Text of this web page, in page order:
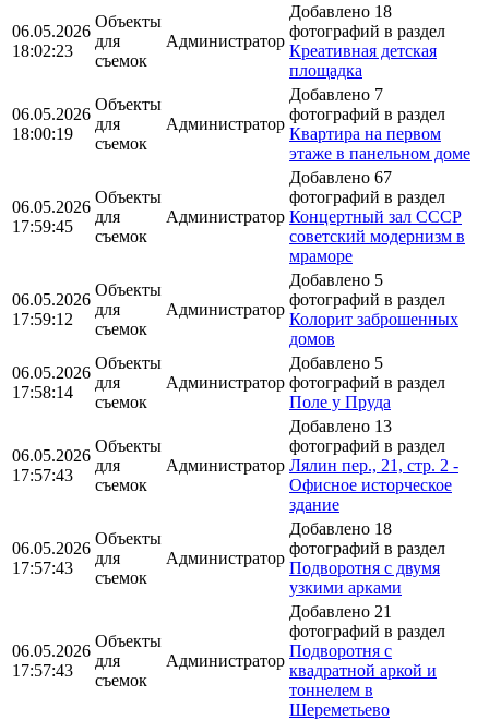
06.05.2026
18:02:23
Объекты
для
съемок
Администратор
Добавлено 18
фотографий в раздел
Креативная детская
площадка
06.05.2026
18:00:19
Объекты
для
съемок
Администратор
Добавлено 7
фотографий в раздел
Квартира на первом
этаже в панельном доме
06.05.2026
17:59:45
Объекты
для
съемок
Администратор
Добавлено 67
фотографий в раздел
Концертный зал СССР
советский модернизм в
мраморе
06.05.2026
17:59:12
Объекты
для
съемок
Администратор
Добавлено 5
фотографий в раздел
Колорит заброшенных
домов
06.05.2026
17:58:14
Объекты
для
съемок
Администратор
Добавлено 5
фотографий в раздел
Поле у Пруда
06.05.2026
17:57:43
Объекты
для
съемок
Администратор
Добавлено 13
фотографий в раздел
Лялин пер., 21, стр. 2 -
Офисное исторческое
здание
06.05.2026
17:57:43
Объекты
для
съемок
Администратор
Добавлено 18
фотографий в раздел
Подворотня с двумя
узкими арками
06.05.2026
17:57:43
Объекты
для
съемок
Администратор
Добавлено 21
фотографий в раздел
Подворотня с
квадратной аркой и
тоннелем в
Шереметьево